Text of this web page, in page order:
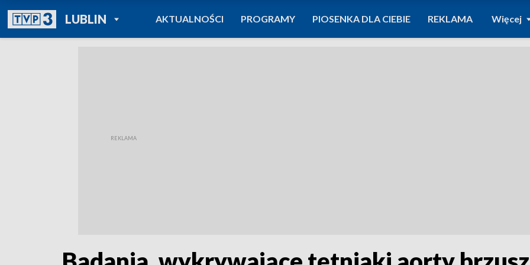
LUBLINPOWRÓT DO
TVP REGIONY
AKTUALNOŚCI PROGRAMY PIOSENKA DLA CIEBIE REKLAMA Więcej